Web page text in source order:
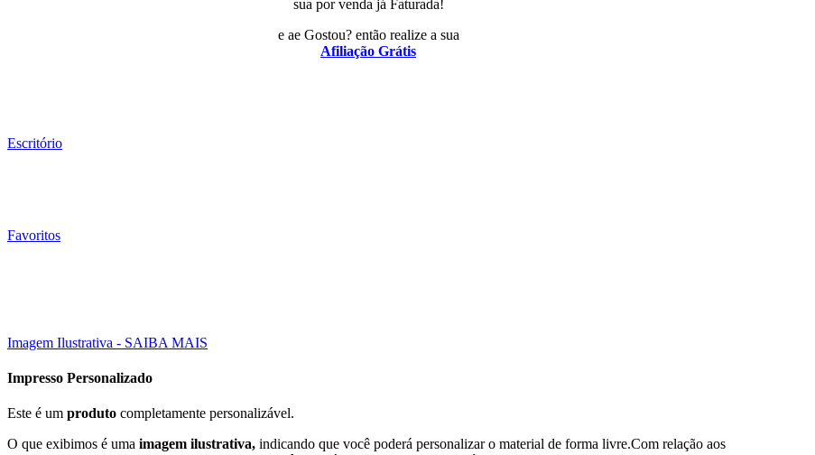
sua por venda já Faturada!
e ae Gostou? então realize a sua
Afiliação Grátis
Escritório
Favoritos
050 Un33X48CM (A3)
Imagem Ilustrativa - SAIBA MAIS
Impresso Personalizado
Este é um produto completamente personalizável.
O que exibimos é uma imagem ilustrativa, indicando que você poderá personalizar o material de forma livre.Com relação aos